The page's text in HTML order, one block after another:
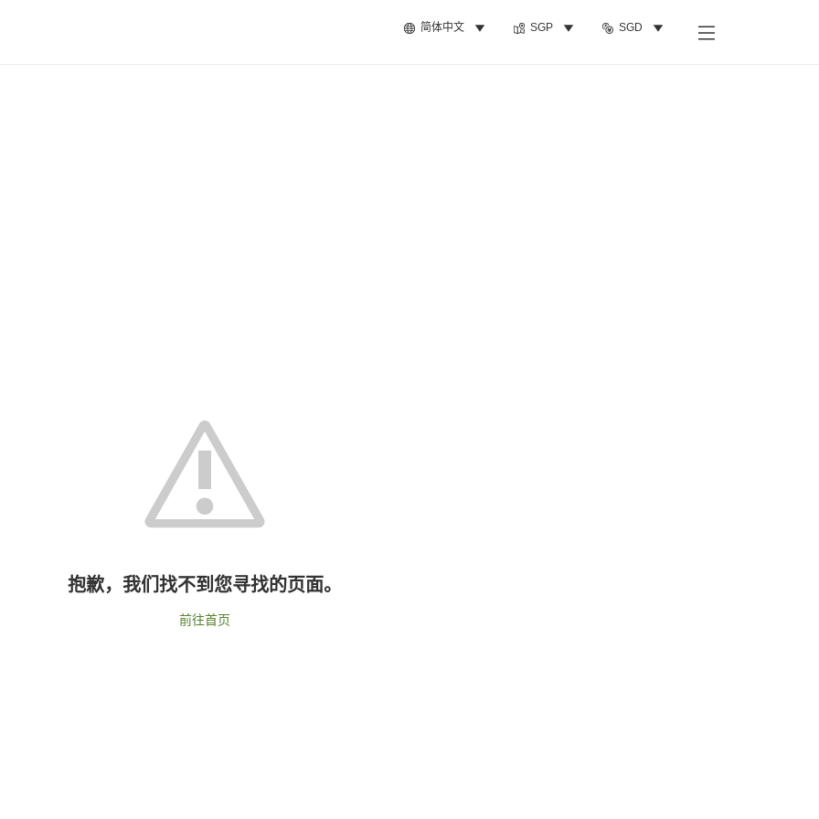
简体中文 SGP SGD
抱歉，我们找不到您寻找的页面。
前往首页